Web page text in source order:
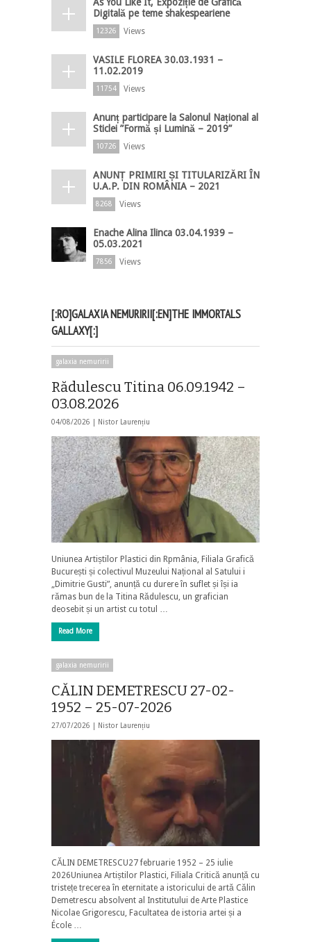
Digitală pe teme shakespeariene
12326 Views
VASILE FLOREA 30.03.1931 –
11.02.2019
11754 Views
Anunț participare la Salonul Național al
Sticlei ”Formă și Lumină – 2019”
10726 Views
ANUNȚ PRIMIRI ȘI TITULARIZĂRI ÎN
U.A.P. DIN ROMÂNIA – 2021
8268 Views
Enache Alina Ilinca 03.04.1939 –
05.03.2021
7856 Views
[:RO]GALAXIA NEMURIRII[:EN]THE IMMORTALS
GALLAXY[:]
galaxia nemuririi
Rădulescu Titina 06.09.1942 –
03.08.2026
04/08/2026 | Nistor Laurențiu
Uniunea Artiștilor Plastici din Rpmânia, Filiala Grafică
București și colectivul Muzeului Național al Satului i
„Dimitrie Gusti”, anunță cu durere în suflet și își ia
rămas bun de la Titina Rădulescu, un grafician
deosebit și un artist cu totul …
Read More
galaxia nemuririi
CĂLIN DEMETRESCU 27-02-
1952 – 25-07-2026
27/07/2026 | Nistor Laurențiu
CĂLIN DEMETRESCU27 februarie 1952 – 25 iulie
2026Uniunea Artiștilor Plastici, Filiala Critică anunță cu
tristețe trecerea în eternitate a istoricului de artă Călin
Demetrescu absolvent al Institutului de Arte Plastice
Nicolae Grigorescu, Facultatea de istoria artei și a
École …